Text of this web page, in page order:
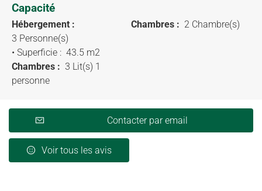
Capacité
Hébergement :
3 Personne(s)
• Superficie : 43.5 m2
Chambres : 2 Chambre(s)
Chambres : 3 Lit(s) 1
personne
Contacter par email
Voir tous les avis